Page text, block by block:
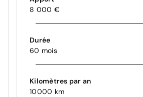
8 000 €
Durée
60 mois
Kilomètres par an
10000 km